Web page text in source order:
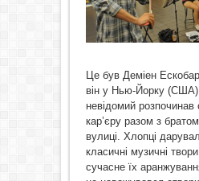
Це був Деміен
він у Нью-Йорку
невідомий
кар’єру разом з
вулиці. Хлопці
класичні музичні
сучасне їх